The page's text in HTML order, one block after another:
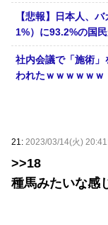
【悲報】日本人、
1%）に93.2%の国
社内会議で「施術
われたｗｗｗｗｗｗ
21: 2023/03/14(火)
>>18
種馬みたいな感